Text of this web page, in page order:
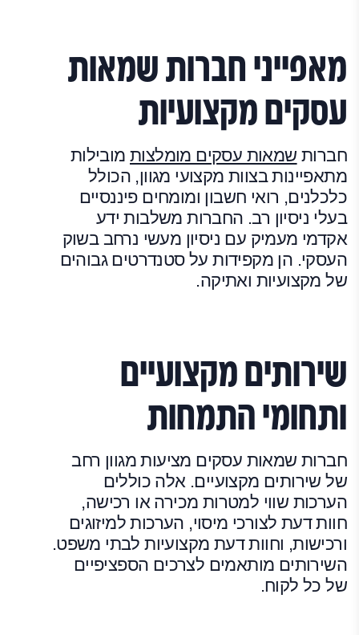
מאפייני חברות שמאות
עסקים מקצועיות
חברות שמאות עסקים מומלצות מובילות
מתאפיינות בצוות מקצועי מגוון, הכולל
כלכלנים, רואי חשבון ומומחים פיננסיים
בעלי ניסיון רב. החברות משלבות ידע
אקדמי מעמיק עם ניסיון מעשי נרחב בשוק
העסקי. הן מקפידות על סטנדרטים גבוהים
של מקצועיות ואתיקה.
שירותים מקצועיים
ותחומי התמחות
חברות שמאות עסקים מציעות מגוון רחב
של שירותים מקצועיים. אלה כוללים
הערכות שווי למטרות מכירה או רכישה,
חוות דעת לצורכי מיסוי, הערכות למיזוגים
ורכישות, וחוות דעת מקצועיות לבתי משפט.
השירותים מותאמים לצרכים הספציפיים
של כל לקוח.